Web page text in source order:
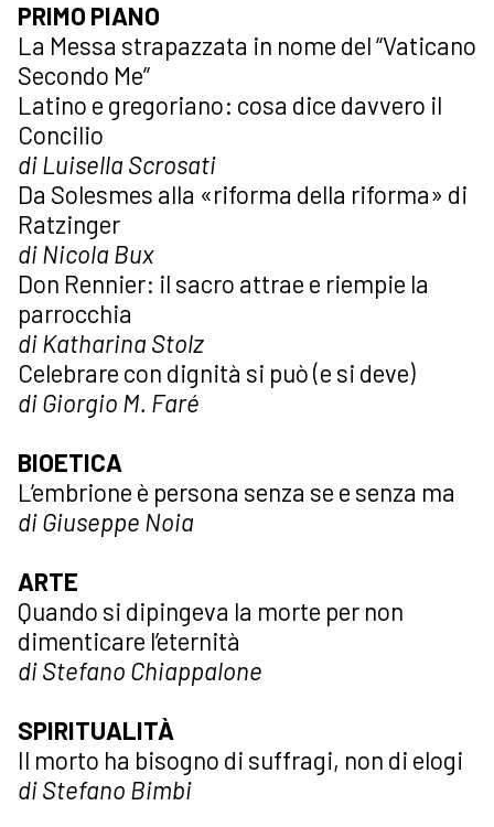
PRIMO PIANO
La Messa strapazzata in nome del “Vaticano
Secondo Me”
Latino e gregoriano: cosa dice davvero il
Concilio
di Luisella Scrosati
Da Solesmes alla «riforma della riforma» di
Ratzinger
di Nicola Bux
Don Rennier: il sacro attrae e riempie la
parrocchia
di Katharina Stolz
Celebrare con dignità si può (e si deve)
di Giorgio M. Faré
BIOETICA
L’embrione è persona senza se e senza ma
di Giuseppe Noia
ARTE
Quando si dipingeva la morte per non
dimenticare l’eternità
di Stefano Chiappalone
SPIRITUALITÀ
Il morto ha bisogno di suffragi, non di elogi
di Stefano Bimbi